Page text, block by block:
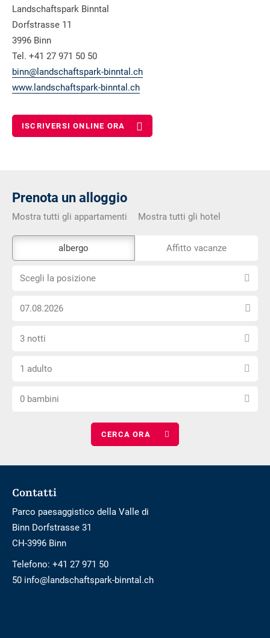
Landschaftspark Binntal
Dorfstrasse 11
3996 Binn
Tel. +41 27 971 50 50
binn@landschaftspark-binntal.ch
www.landschaftspark-binntal.ch
ISCRIVERSI ONLINE ORA
Prenota un alloggio
Mostra tutti gli appartamenti Mostra tutti gli hotel
strumento
esterno
albergo Affitto vacanze
Scegli
posizione
Scegli la posizione
Scegli
data
arrivo
Seleziona
numero
notti
3 notti
Scegli
numero
1 adulto
Scegli
0 bambini
Footer
Contatti
Parco paesaggistico della Valle di
Binn Dorfstrasse 31
CH-3996 Binn
Telefono: +41 27 971 50
50 info@landschaftspark-binntal.ch